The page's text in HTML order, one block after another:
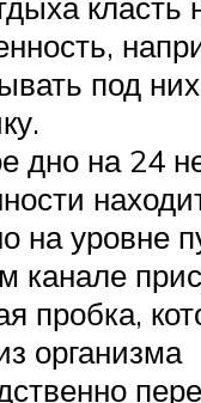
под них
дно на 24
на уровне
канале
пробка,
организма